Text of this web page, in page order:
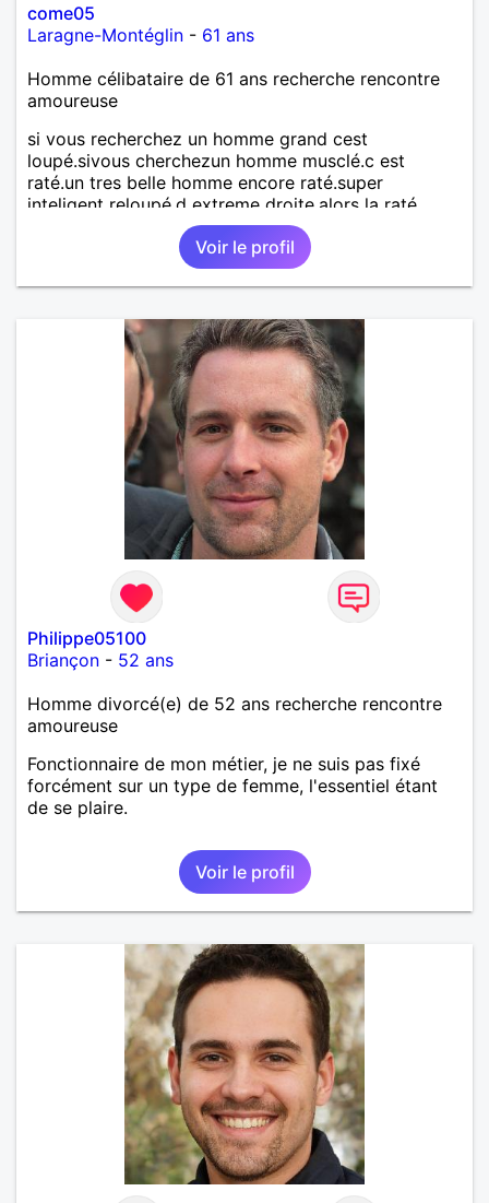
come05
Laragne-Montéglin - 61 ans
Homme célibataire de 61 ans recherche rencontre
amoureuse
si vous recherchez un homme grand cest
loupé.sivous cherchezun homme musclé.c est
raté.un tres belle homme encore raté.super
inteligent reloupé.d extreme droite.alors la raté.
Voir le profil
Philippe05100
Briançon - 52 ans
Homme divorcé(e) de 52 ans recherche rencontre
amoureuse
Fonctionnaire de mon métier, je ne suis pas fixé
forcément sur un type de femme, l'essentiel étant
de se plaire.
Voir le profil